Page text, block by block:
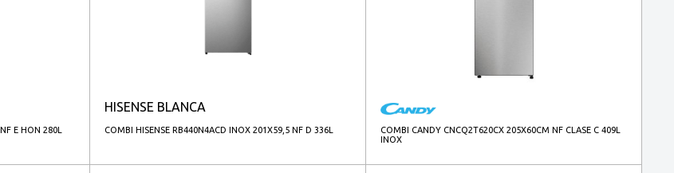
E HON 280L
HISENSE BLANCA
COMBI HISENSE RB440N4ACD INOX 201X59,5 NF D 336L
COMBI CANDY CNCQ2T620CX 205X60CM NF CLASE C 409L
INOX